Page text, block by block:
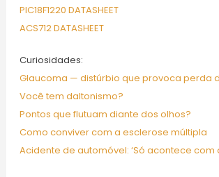
PIC18F1220 DATASHEET
ACS712 DATASHEET
Curiosidades:
Glaucoma — distúrbio que provoca perda
Você tem daltonismo?
Pontos que flutuam diante dos olhos?
Como conviver com a esclerose múltipla
Acidente de automóvel: ‘Só acontece com